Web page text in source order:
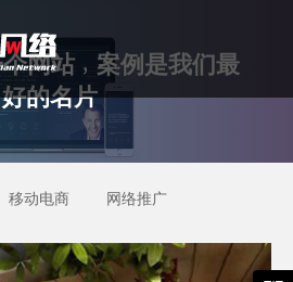
网站
案例是我们最
好的名片
移动电商 网络推广